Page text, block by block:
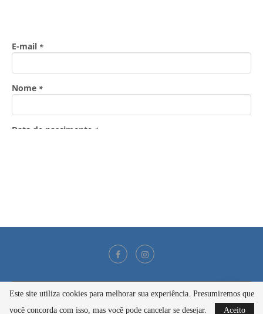
@2021 - Todos os direitos reservados
Este site utiliza cookies para melhorar sua experiência. Presumiremos que
você concorda com isso, mas você pode cancelar se desejar.
Aceito